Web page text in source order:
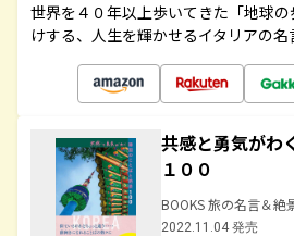
世界を４０年以上歩いてきた「地球
けする、人生を輝かせるイタリアの
共感と勇気がわ
１００
BOOKS 旅の名言＆絶
2022.11.04 発売